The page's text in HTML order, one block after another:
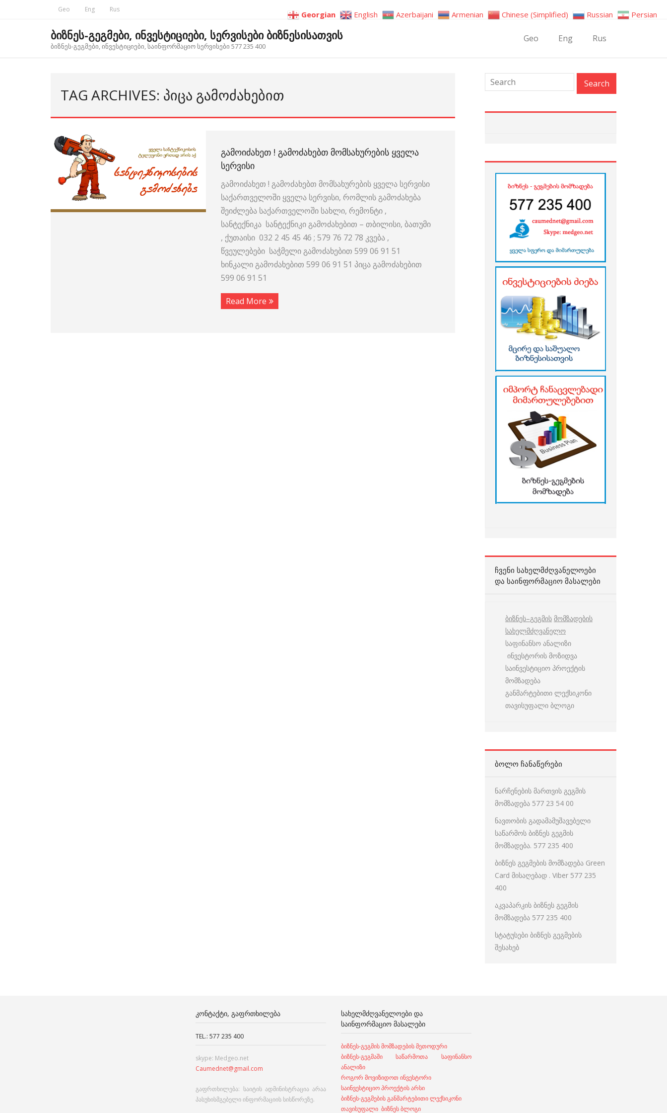
Geo Eng Rus
ბიზნეს-გეგმები, ინვესტიციები, სერვისები ბიზნესისათვის
ბიზნეს-გეგმები, ინვესტიციები, საინფორმაციო სერვისები 577 235 400
Geo Eng Rus
TAG ARCHIVES: ᲞᲘᲪᲐ ᲒᲐᲛᲝᲫᲐᲮᲔᲑᲘᲗ
ᲒᲐᲛᲝᲘᲫᲐᲮᲔᲗ ! ᲒᲐᲛᲝᲫᲐᲮᲔᲑᲗ ᲛᲝᲛᲡᲐᲮᲣᲠᲔᲑᲘᲡ ᲧᲕᲔᲚᲐ
ᲡᲔᲠᲕᲘᲡᲘ
გამოიძახეთ ! გამოძახებთ მომსახურების ყველა სერვისი
საქართველოში ყველა სერვისი, რომლის გამოძახება
შეიძლება საქართველოში სახლი, რემონტი ,
სანტექნიკა სანტექნიკი გამოძახებით – თბილისი, ბათუმი
, ქუთაისი 032 2 45 45 46 ; 579 76 72 78 კვება ,
წვეულებები საჭმელი გამოძახებით 599 06 91 51
ხინკალი გამოძახებით 599 06 91 51 პიცა გამოძახებით
599 06 91 51
Read More
ᲩᲕᲔᲜᲘ ᲡᲐᲮᲔᲚᲛᲫᲦᲕᲐᲜᲔᲚᲝᲔᲑᲘ
ᲓᲐ ᲡᲐᲘᲜᲤᲝᲠᲛᲐᲪᲘᲝ ᲛᲐᲡᲐᲚᲔᲑᲘ
ბიზნეს–გეგმის მომზადების
სახელმძღვანელო
საფინანსო ანალიზი
ინვესტორის მოზიდვა
საინვესტიციო პროექტის
მომზადება
განმარტებითი ლექსიკონი
თავისუფალი ბლოგი
ᲑᲝᲚᲝ ᲩᲐᲜᲐᲬᲔᲠᲔᲑᲘ
ნარჩენების მართვის გეგმის
მომზადება 577 23 54 00
ნავთობის გადამამუშავებელი
საწარმოს ბიზნეს გეგმის
მომზადება. 577 235 400
ბიზნეს გეგმების მომზადება Green
Card მისაღებად . Viber 577 235
400
აკვაპარკის ბიზნეს გეგმის
მომზადება 577 235 400
სტატუსები ბიზნეს გეგმების
შესახებ
ᲙᲝᲜᲢᲐᲥᲢᲘ, ᲒᲐᲤᲠᲗᲮᲘᲚᲔᲑᲐ
TEL.: 577 235 400
skype: Medgeo.net
Caumednet@gmail.com
გაფრთხილება: საიტის ადმინისტრაცია არაა
პასუხისმგებელი ინფორმაციის სისწორეზე.
ᲡᲐᲮᲔᲚᲛᲫᲦᲕᲐᲜᲔᲚᲝᲔᲑᲘ ᲓᲐ
ᲡᲐᲘᲜᲤᲝᲠᲛᲐᲪᲘᲝ ᲛᲐᲡᲐᲚᲔᲑᲘ
ბიზნეს-გეგმის მომზადების მეთოდური
ბიზნეს-გეგმაში საწარმოთა საფინანსო
ანალიზი
როგორ მოვიზიდოთ ინვესტორი
საინვესტიციო პროექტის არსი
ბიზნეს-გეგმების განმარტებითი ლექსიკონი
თავისუფალი ბიზნეს ბლოგი
Georgian English Azerbaijani Armenian Chinese (Simplified) Russian Persian